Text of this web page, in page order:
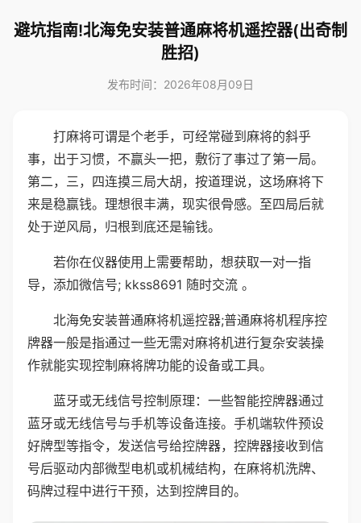
避坑指南!北海免安装普通麻将机遥控器(出奇制
胜招)
发布时间：2026年08月09日
打麻将可谓是个老手，可经常碰到麻将的斜乎
事，出于习惯，不赢头一把，敷衍了事过了第一局。
第二，三，四连摸三局大胡，按道理说，这场麻将下
来是稳赢钱。理想很丰满，现实很骨感。至四局后就
处于逆风局，归根到底还是输钱。
若你在仪器使用上需要帮助，想获取一对一指
导，添加微信号; kkss8691 随时交流 。
北海免安装普通麻将机遥控器;普通麻将机程序控
牌器一般是指通过一些无需对麻将机进行复杂安装操
作就能实现控制麻将牌功能的设备或工具。
蓝牙或无线信号控制原理：一些智能控牌器通过
蓝牙或无线信号与手机等设备连接。手机端软件预设
好牌型等指令，发送信号给控牌器，控牌器接收到信
号后驱动内部微型电机或机械结构，在麻将机洗牌、
码牌过程中进行干预，达到控牌目的。